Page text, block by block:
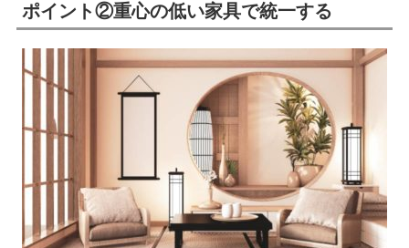
ポイント②重心の低い家具で統一する